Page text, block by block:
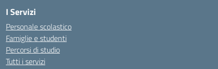
I Servizi
Personale scolastico
Famiglie e studenti
Percorsi di studio
Tutti i servizi